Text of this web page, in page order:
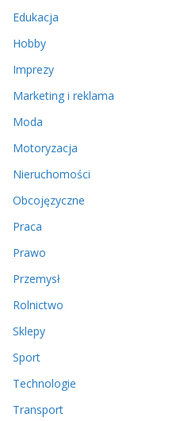
Edukacja
Hobby
Imprezy
Marketing i reklama
Moda
Motoryzacja
Nieruchomości
Obcojęzyczne
Praca
Prawo
Przemysł
Rolnictwo
Sklepy
Sport
Technologie
Transport